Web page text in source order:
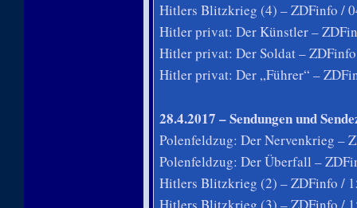
Hitlers Blitzkrieg (4) – ZDFinfo /
Hitler privat: Der Künstler –
Hitler privat: Der Soldat –
Hitler privat: Der „Führer“ –
28.4.2017 – Sendungen und
Polenfeldzug: Der Nervenkrieg –
Polenfeldzug: Der Überfall –
Hitlers Blitzkrieg (2) – ZDFinfo /